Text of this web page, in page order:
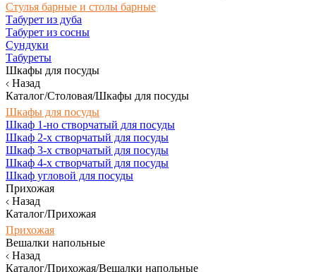
Стулья барные и столы барные
Табурет из дуба
Табурет из сосны
Сундуки
Табуреты
Шкафы для посуды
Назад
Каталог/Столовая/Шкафы для посуды
Шкафы для посуды
Шкаф 1-но створчатый для посуды
Шкаф 2-х створчатый для посуды
Шкаф 3-х створчатый для посуды
Шкаф 4-х створчатый для посуды
Шкаф угловой для посуды
Прихожая
Назад
Каталог/Прихожая
Прихожая
Вешалки напольные
Назад
Каталог/Прихожая/Вешалки напольные